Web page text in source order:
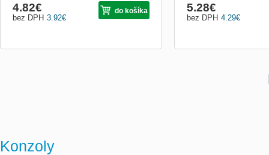
3.92€
bez DPH
4.82€ do košíka
4.29€
bez DPH
5.28€
Konzoly